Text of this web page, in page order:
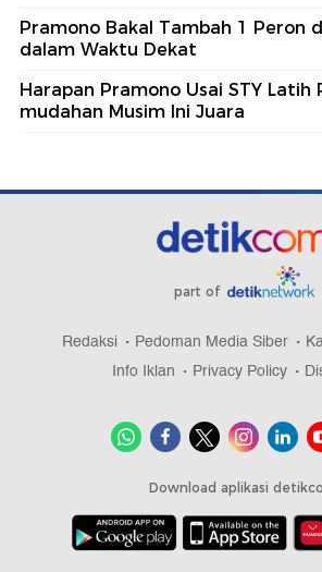
Pramono Bakal Tambah 1 Peron
dalam Waktu Dekat
Harapan Pramono Usai STY Latih
mudahan Musim Ini Juara
part of
Redaksi Pedoman Media Siber
Info Iklan
Privacy Policy
Download aplikasi